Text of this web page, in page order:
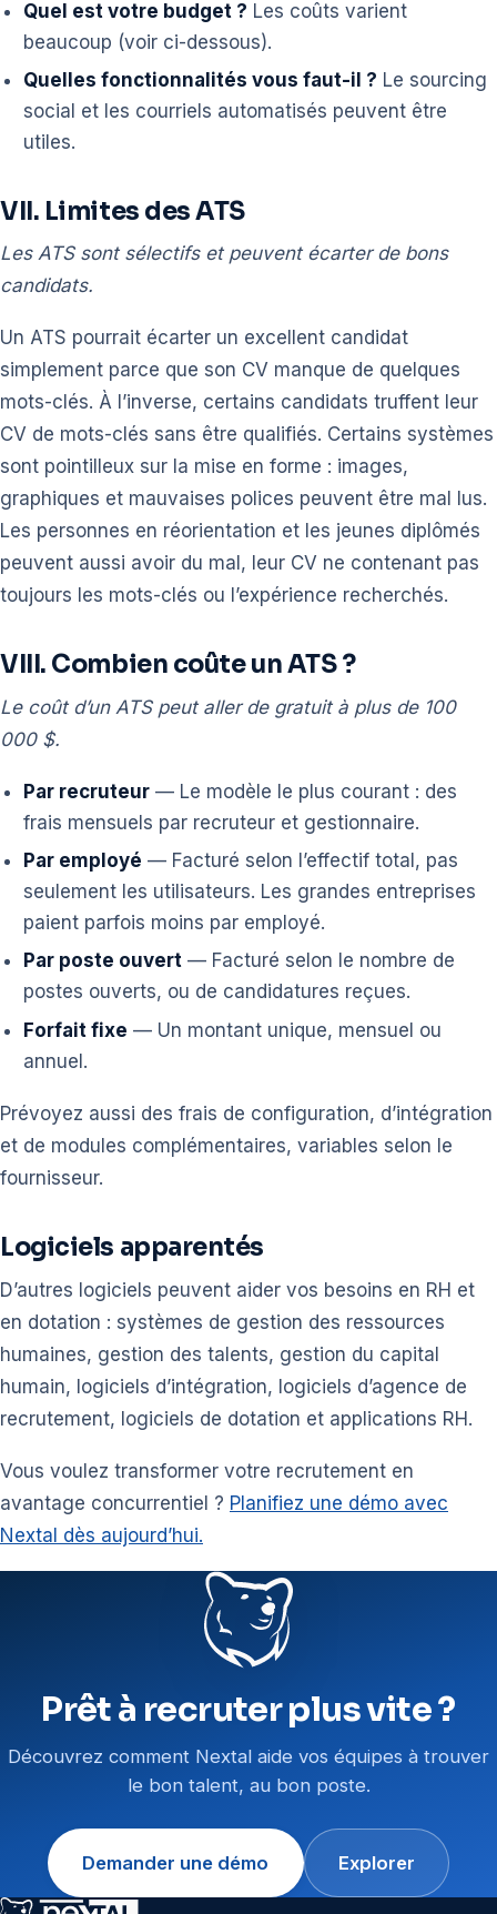
Quel est votre budget ? Les coûts varient
beaucoup (voir ci-dessous).
Quelles fonctionnalités vous faut-il ? Le sourcing
social et les courriels automatisés peuvent être
utiles.
VII. Limites des ATS
Les ATS sont sélectifs et peuvent écarter de bons
candidats.
Un ATS pourrait écarter un excellent candidat
simplement parce que son CV manque de quelques
mots-clés. À l’inverse, certains candidats truffent leur
CV de mots-clés sans être qualifiés. Certains systèmes
sont pointilleux sur la mise en forme : images,
graphiques et mauvaises polices peuvent être mal lus.
Les personnes en réorientation et les jeunes diplômés
peuvent aussi avoir du mal, leur CV ne contenant pas
toujours les mots-clés ou l’expérience recherchés.
VIII. Combien coûte un ATS ?
Le coût d’un ATS peut aller de gratuit à plus de 100
000 $.
Par recruteur— Le modèle le plus courant : des
frais mensuels par recruteur et gestionnaire.
Par employé — Facturé selon l’effectif total, pas
seulement les utilisateurs. Les grandes entreprises
paient parfois moins par employé.
Par poste ouvert— Facturé selon le nombre de
postes ouverts, ou de candidatures reçues.
Forfait fixe — Un montant unique, mensuel ou
annuel.
Prévoyez aussi des frais de configuration, d’intégration
et de modules complémentaires, variables selon le
fournisseur.
Logiciels apparentés
D’autres logiciels peuvent aider vos besoins en RH et
en dotation : systèmes de gestion des ressources
humaines, gestion des talents, gestion du capital
humain, logiciels d’intégration, logiciels d’agence de
recrutement, logiciels de dotation et applications RH.
Vous voulez transformer votre recrutement en
avantage concurrentiel ? Planifiez une démo avec
Nextal dès aujourd’hui.
Prêt à recruter plus vite ?
Découvrez comment Nextal aide vos équipes à trouver
le bon talent, au bon poste.
Demander une démo Explorer